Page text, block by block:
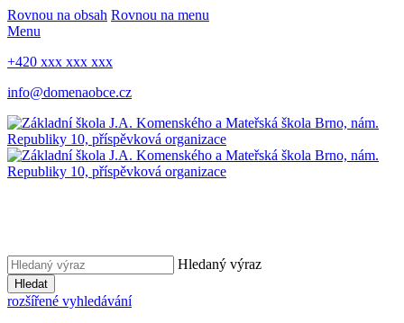
Rovnou na obsah Rovnou na menu
Menu
+420 xxx xxx xxx
info@domenaobce.cz
Hledaný výraz
Hledat
rozšířené vyhledávání